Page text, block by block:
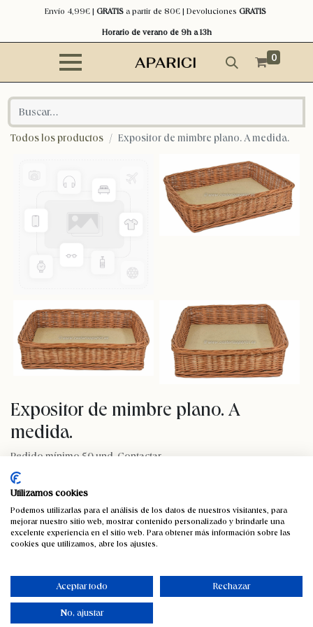
Envío 4,99€ | GRATISa partir de 80€ | Devoluciones GRATIS
Horario de verano de 9h a 13h
0
Todos los productos Expositor de mimbre plano. A medida.
Expositor de mimbre plano. A
medida.
Pedido mínimo 50 und. Contactar
Contáctenos
SKU:2510
Fuera de stock
detalles del
+ Envíos y
Utilizamos cookies
Podemos utilizarlas para el análisis de los datos de nuestros visitantes, para
mejorar nuestro sitio web, mostrar contenido personalizado y brindarle una
excelente experiencia en el sitio web. Para obtener más información sobre las
cookies que utilizamos, abre los ajustes.
Aceptar todo Rechazar
No, ajustar